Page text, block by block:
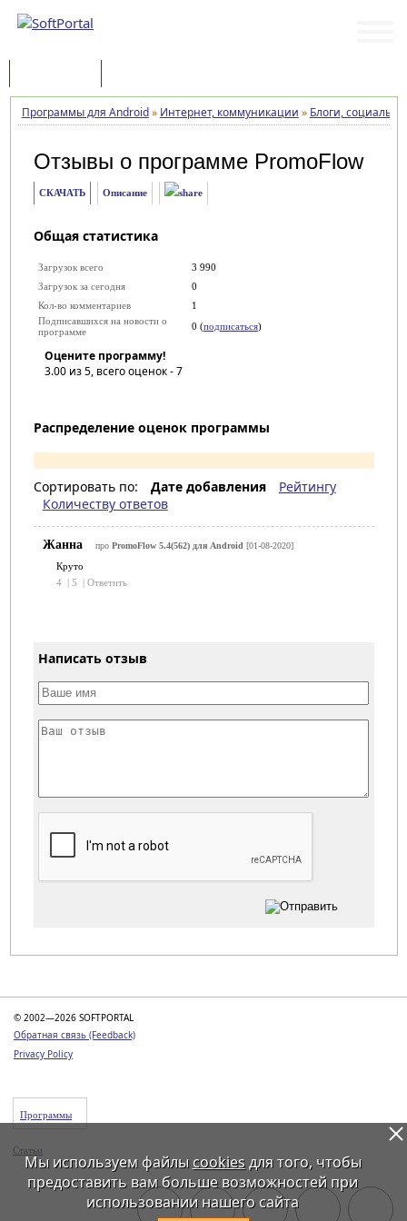
Программы для Android» Интернет, коммуникации » Блоги,
Отзывы о программе PromoFlow
СКАЧАТЬ Описание
Общая статистика
Загрузок всего
3 990
Загрузок за сегодня
0
Кол-во комментариев
1
Подписавшихся на новости о
программе
0 (подписаться)
Оцените программу!
3.00из 5, всего оценок -7
Распределение оценок программы
Сортировать по: Дате добавления
Рейтингу
Количеству ответов
Жанна про PromoFlow 5.4(562) для Android [01-08-2020]
Круто
4 | 5 | Ответить
Написать отзыв
© 2002—2026 SOFTPORTAL
Обратная связь (Feedback)
Privacy Policy
Программы
Статьи
Мы используем файлы cookiesдля того, чтобы
предоставить вам больше возможностей при
использовании нашего сайта